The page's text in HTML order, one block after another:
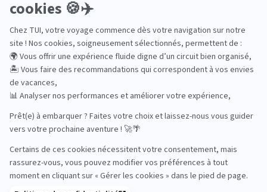
Circuits privés
City Trips
Croisières